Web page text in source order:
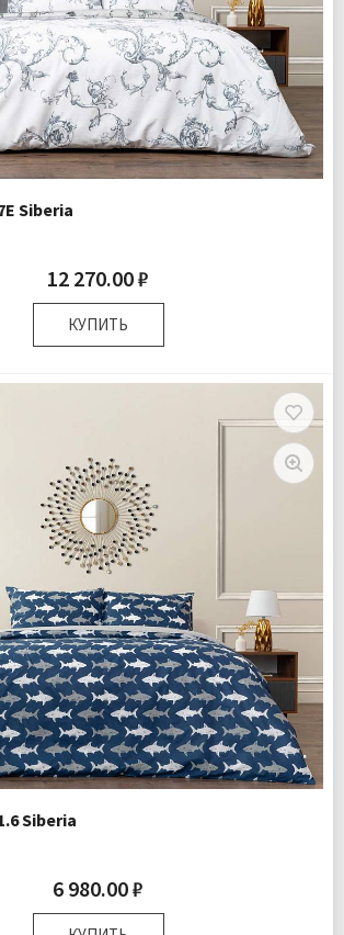
Siberia
12 270.00 ₽
КУПИТЬ
Пододеяльники 2 шт Простыня 1 шт
Наволочки 2 шт
Ранфорс
Бесплатно
Siberia
6 980.00 ₽